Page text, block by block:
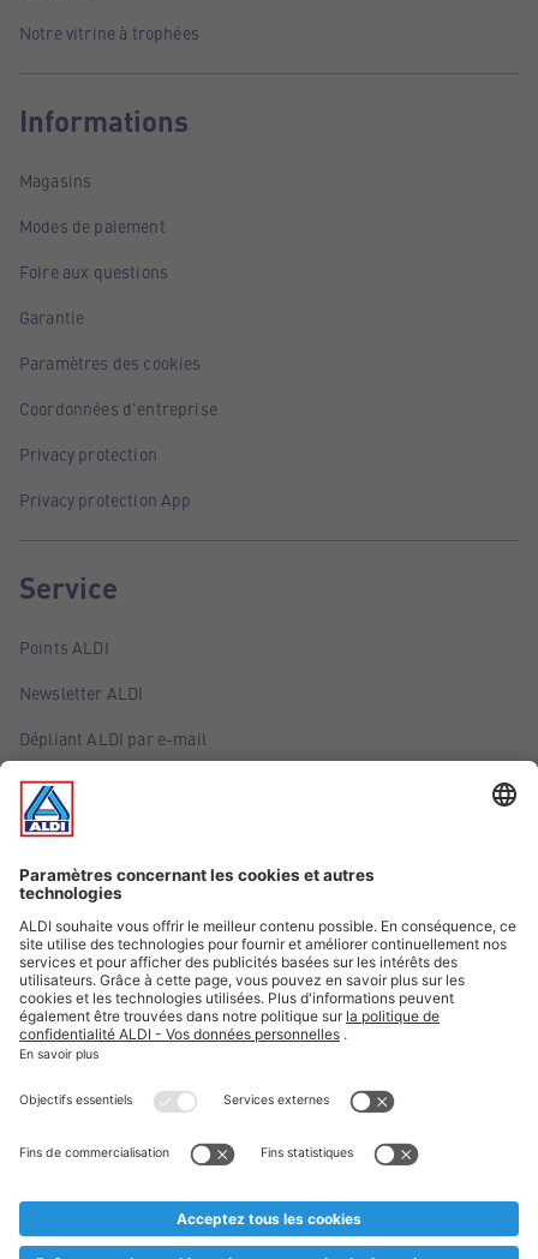
Notre vitrine à trophées
Informations
Magasins
Modes de paiement
Foire aux questions
Garantie
Paramètres des cookies
Coordonnées d'entreprise
Privacy protection
Privacy protection App
Service
Points ALDI
Newsletter ALDI
Dépliant ALDI par e-mail
Offres
Infos essentielles
Suivez ALDI Belgique
Textes marqués d'un astérisque et mentions légales
* Nous vendons ces articles temporairement et jusqu'à
au cas où, malgré le planning bien étudié, nous serions
prématurément en rupture de stock. Prix Recupel et TVA incl.
** Sur ce site, l’utilisation de la forme masculine a été adoptée